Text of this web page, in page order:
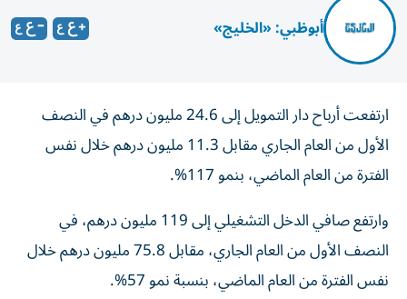
أبوظبي: «الخليج»
ارتفعت أرباح دار التمويل إلى 24.6 مليون درهم في النصف
الأول من العام الجاري مقابل 11.3 مليون درهم خلال نفس
الفترة من العام الماضي، بنمو 117%.
وارتفع صافي الدخل التشغيلي إلى 119 مليون درهم، في
النصف الأول من العام الجاري، مقابل 75.8 مليون درهم خلال
نفس الفترة من العام الماضي، بنسبة نمو 57%.